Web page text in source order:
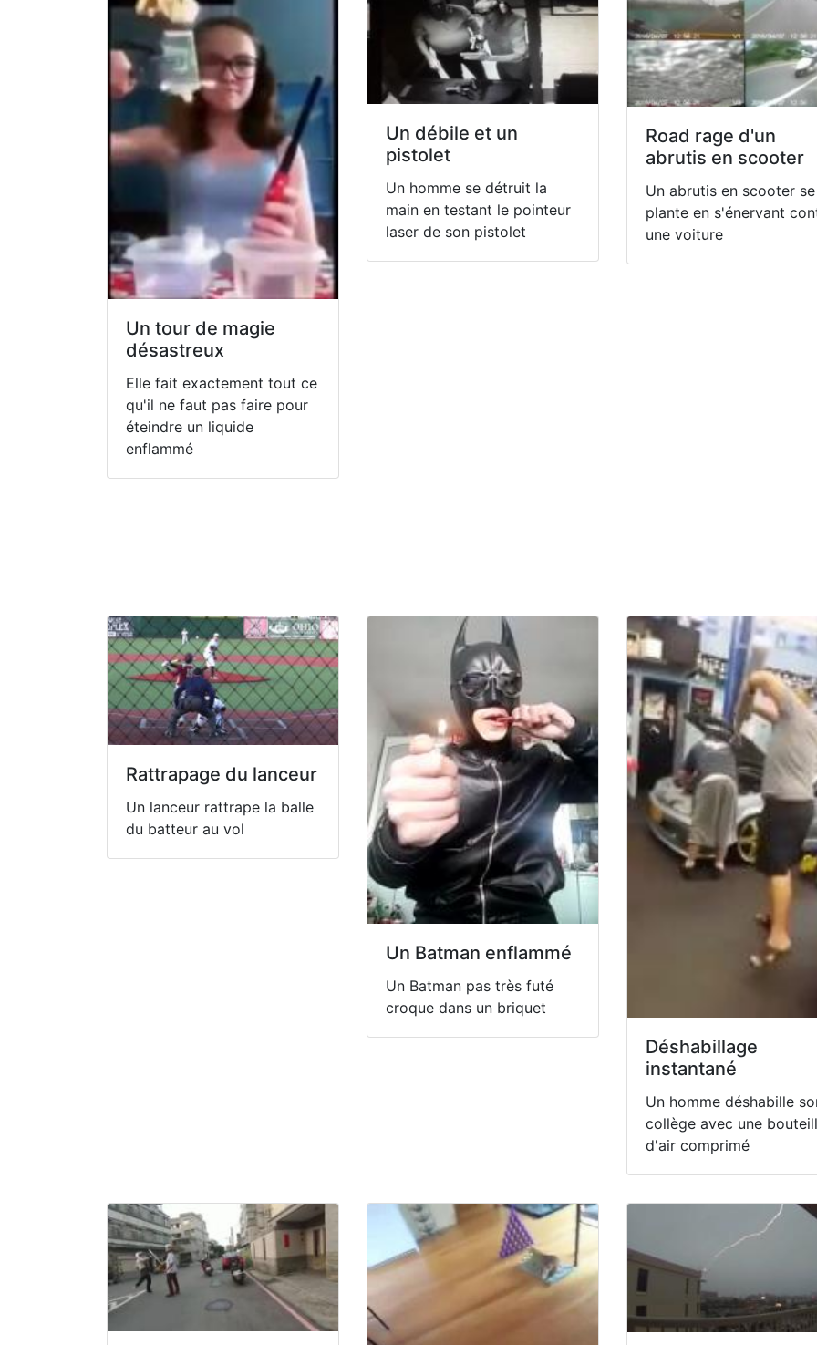
Un tour de magie
désastreux
Elle fait exactement tout ce
qu'il ne faut pas faire pour
éteindre un liquide
enflammé
Un débile et un
pistolet
Un homme se détruit la
main en testant le pointeur
laser de son pistolet
Road rage d'un
abrutis en scooter
Un abrutis en scooter se
plante en s'énervant
une voiture
Rattrapage du lanceur
Un lanceur rattrape la balle
du batteur au vol
Un Batman enflammé
Un Batman pas très futé
croque dans un briquet
Déshabillage
instantané
Un homme déshabille
collège avec une
d'air comprimé